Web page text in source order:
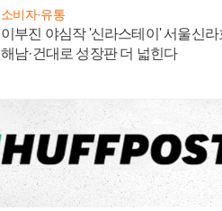
소비자·유통
이부진 야심작 '신라스테이' 서울신라
해남·건대로 성장판 더 넓힌다